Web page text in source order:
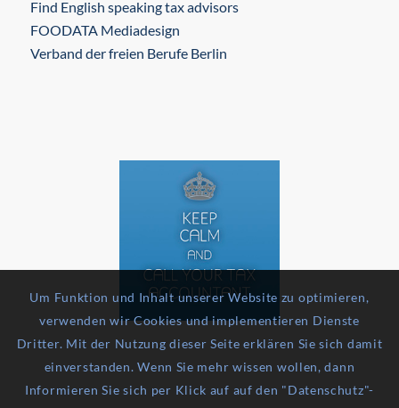
Find English speaking tax advisors
FOODATA Mediadesign
Verband der freien Berufe Berlin
Um Funktion und Inhalt unserer Website zu optimieren,
verwenden wir Cookies und implementieren Dienste
Dritter. Mit der Nutzung dieser Seite erklären Sie sich damit
einverstanden. Wenn Sie mehr wissen wollen, dann
Informieren Sie sich per Klick auf auf den "Datenschutz"-